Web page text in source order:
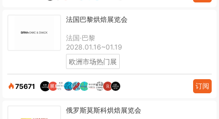
法国巴黎烘焙展览会
法国·巴黎
2028.01.16~01.19
欧洲市场热门展
75671 订阅
俄罗斯莫斯科烘焙展览会